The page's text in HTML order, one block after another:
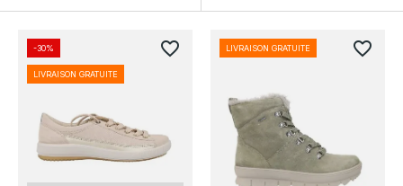
-30%
LIVRAISON GRATUITE
favorite_border LIVRAISON GRATUITE favorite_border